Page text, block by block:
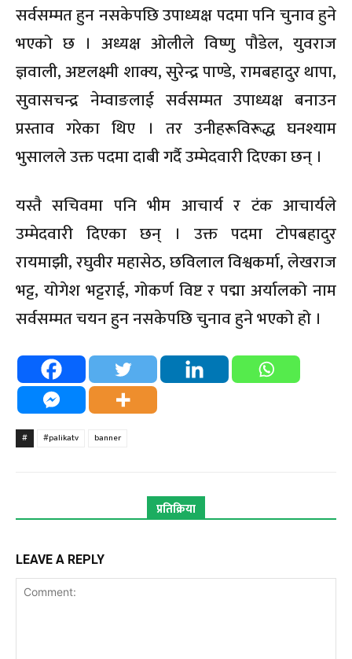
सर्वसम्मत हुन नसकेपछि उपाध्यक्ष पदमा पनि चुनाव हुने
भएको छ । अध्यक्ष ओलीले विष्णु पौडेल, युवराज
ज्ञवाली, अष्टलक्ष्मी शाक्य, सुरेन्द्र पाण्डे, रामबहादुर थापा,
सुवासचन्द्र नेम्वाङलाई सर्वसम्मत उपाध्यक्ष बनाउन
प्रस्ताव गरेका थिए । तर उनीहरूविरूद्ध घनश्याम
भुसालले उक्त पदमा दाबी गर्दै उम्मेदवारी दिएका छन् ।
यस्तै सचिवमा पनि भीम आचार्य र टंक आचार्यले
उम्मेदवारी दिएका छन् । उक्त पदमा टोपबहादुर
रायमाझी, रघुवीर महासेठ, छविलाल विश्वकर्मा, लेखराज
भट्ट, योगेश भट्टराई, गोकर्ण विष्ट र पद्मा अर्यालको नाम
सर्वसम्मत चयन हुन नसकेपछि चुनाव हुने भएको हो ।
# #palikatv banner
प्रतिक्रिया
LEAVE A REPLY